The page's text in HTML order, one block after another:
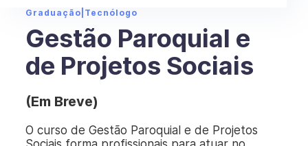
Graduação Tecnólogo
Gestão Paroquial e
de Projetos Sociais
(Em Breve)
O curso de Gestão Paroquial e de Projetos